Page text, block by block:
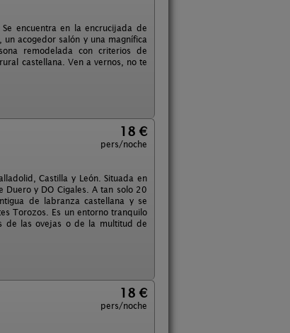
encuentra en la encrucijada de
acogedor salón y una magnífica
remodelada con criterios de
castellana. Ven a vernos, no te
18 €
pers/noche
Castilla y León. Situada en
y DO Cigales. A tan solo 20
de labranza castellana y se
Torozos. Es un entorno tranquilo
de las ovejas o de la multitud de
18 €
pers/noche